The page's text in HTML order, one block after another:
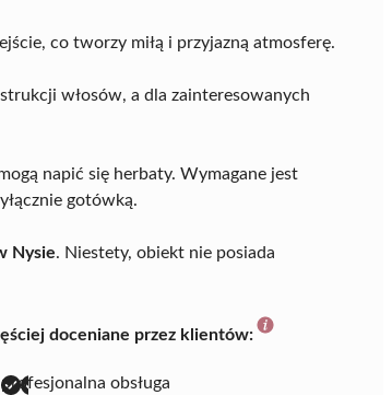
co tworzy miłą i przyjazną atmosferę.
włosów, a dla zainteresowanych
napić się herbaty. Wymagane jest
gotówką.
Nysie. Niestety, obiekt nie posiada
doceniane przez klientów:
profesjonalna obsługa